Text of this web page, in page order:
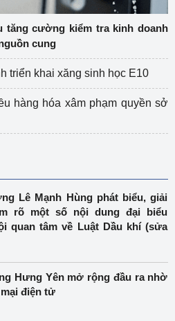
tăng cường kiểm tra kinh doanh
cung
triển khai xăng sinh học E10
hàng hóa xâm phạm quyền sở
Lê Mạnh Hùng phát biểu, giải
rõ một số nội dung đại biểu
quan tâm về Luật Dầu khí (sửa
Hưng Yên mở rộng đầu ra nhờ
điện tử